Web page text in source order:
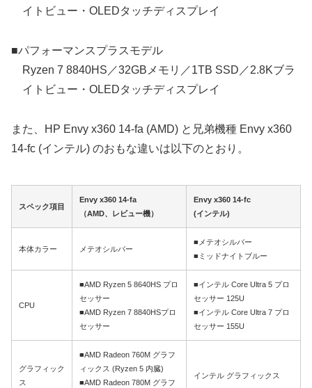
イトビュー・OLEDタッチディスプレイ
■パフォーマンスプラスモデル
Ryzen 7 8840HS／32GBメモリ／1TB SSD／2.8Kブラ
イトビュー・OLEDタッチディスプレイ
また、HP Envy x360 14-fa (AMD) と兄弟機種 Envy x360
14-fc (インテル) のおもな違いは以下のとおり。
スペック項目
Envy x360 14-fa
（AMD、レビュー機）
Envy x360 14-fc
(インテル)
本体カラー メテオシルバー
■メテオシルバー
■ミッドナイトブルー
CPU
■AMD Ryzen 5 8640HS プロ
セッサー
■AMD Ryzen 7 8840HSプロ
セッサー
■インテル Core Ultra 5 プロ
セッサー 125U
■インテル Core Ultra 7 プロ
セッサー 155U
グラフィック
ス
■AMD Radeon 760M グラフ
ィックス (Ryzen 5 内臓)
■AMD Radeon 780M グラフ
インテル グラフィックス